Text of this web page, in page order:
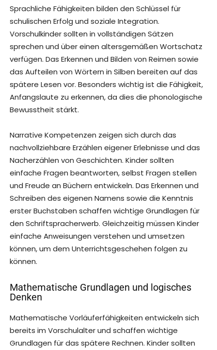
Sprachliche Fähigkeiten bilden den Schlüssel für
schulischen Erfolg und soziale Integration.
Vorschulkinder sollten in vollständigen Sätzen
sprechen und über einen altersgemäßen Wortschatz
verfügen. Das Erkennen und Bilden von Reimen sowie
das Aufteilen von Wörtern in Silben bereiten auf das
spätere Lesen vor. Besonders wichtig ist die Fähigkeit,
Anfangslaute zu erkennen, da dies die phonologische
Bewusstheit stärkt.
Narrative Kompetenzen zeigen sich durch das
nachvollziehbare Erzählen eigener Erlebnisse und das
Nacherzählen von Geschichten. Kinder sollten
einfache Fragen beantworten, selbst Fragen stellen
und Freude an Büchern entwickeln. Das Erkennen und
Schreiben des eigenen Namens sowie die Kenntnis
erster Buchstaben schaffen wichtige Grundlagen für
den Schriftspracherwerb. Gleichzeitig müssen Kinder
einfache Anweisungen verstehen und umsetzen
können, um dem Unterrichtsgeschehen folgen zu
können.
Mathematische Grundlagen und logisches
Denken
Mathematische Vorläuferfähigkeiten entwickeln sich
bereits im Vorschulalter und schaffen wichtige
Grundlagen für das spätere Rechnen. Kinder sollten